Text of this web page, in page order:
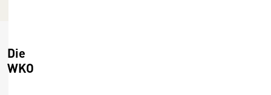
r
e
Die
WKO